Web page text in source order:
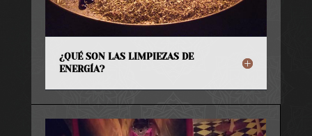
¿QUÉ SON LAS LIMPIEZAS DE
ENERGÍA?